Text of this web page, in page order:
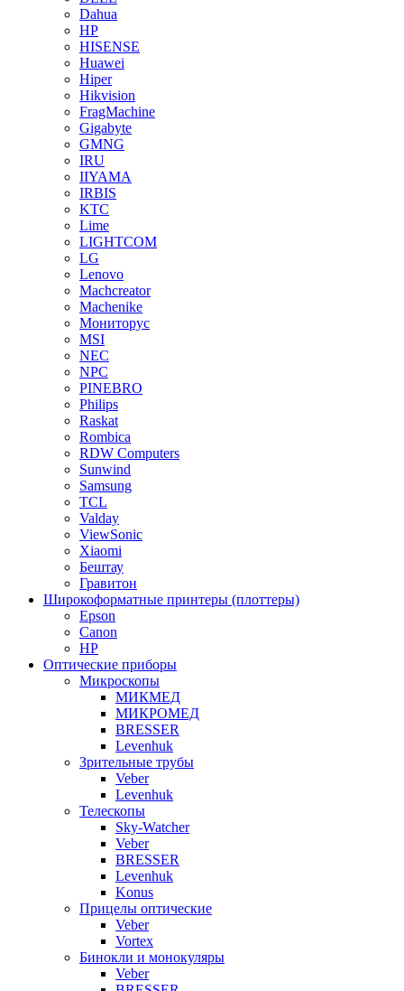
Dahua
HP
HISENSE
Huawei
Hiper
Hikvision
FragMachine
Gigabyte
GMNG
IRU
IIYAMA
IRBIS
KTC
Lime
LIGHTCOM
LG
Lenovo
Machcreator
Machenike
Мониторус
MSI
NEC
NPC
PINEBRO
Philips
Raskat
Rombica
RDW Computers
Sunwind
Samsung
TCL
Valday
ViewSonic
Xiaomi
Бештау
Гравитон
Широкоформатные принтеры (плоттеры)
Epson
Canon
HP
Оптические приборы
Микроскопы
МИКМЕД
МИКРОМЕД
BRESSER
Levenhuk
Зрительные трубы
Veber
Levenhuk
Телескопы
Sky-Watcher
Veber
BRESSER
Levenhuk
Konus
Прицелы оптические
Veber
Vortex
Бинокли и монокуляры
Veber